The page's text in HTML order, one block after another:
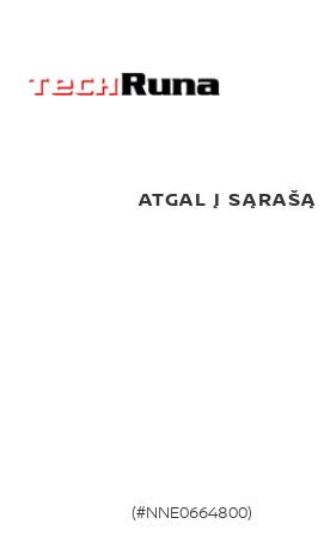
ATGAL Į SĄRAŠĄ
(#NNE0664800)